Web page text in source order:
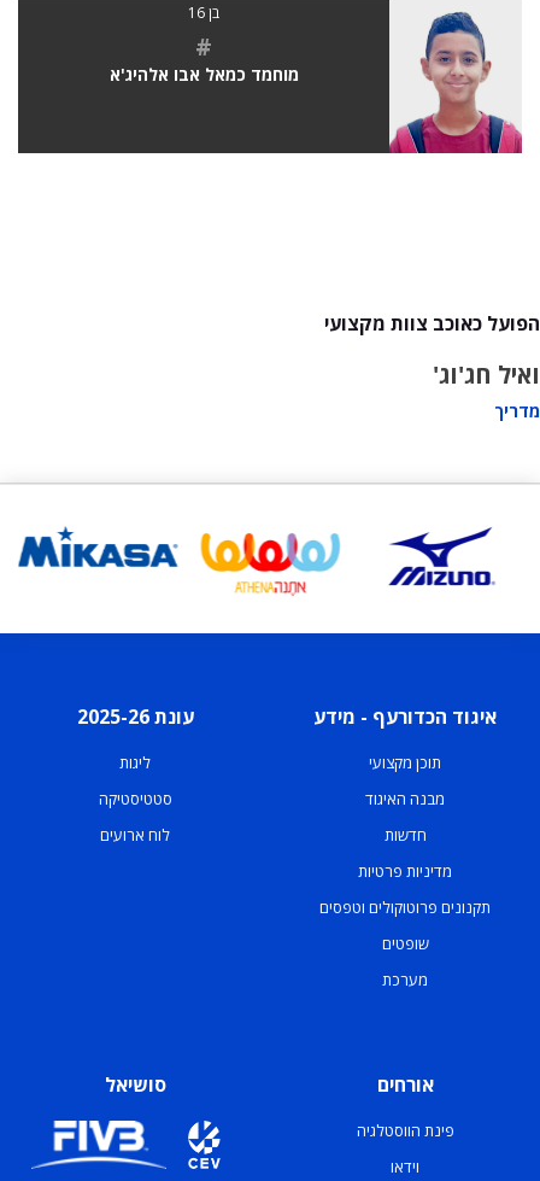
בן 16
#
מוחמד כמאל אבו אלהיג'א
הפועל כאוכב צוות מקצועי
ואיל חג'וג'
מדריך
איגוד הכדורעף - מידע
תוכן מקצועי
מבנה האיגוד
חדשות
מדיניות פרטיות
תקנונים פרוטוקולים וטפסים
שופטים
מערכת
עונת 2025-26
ליגות
סטטיסטיקה
לוח ארועים
אורחים
פינת הווסטלגיה
וידאו
סושיאל